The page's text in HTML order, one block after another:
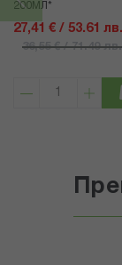
200МЛ*
27,41 € / 53.61 лв.
36,55 € / 71.49 лв.